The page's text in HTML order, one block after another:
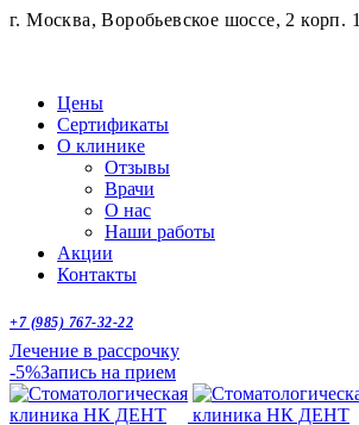
г. Москва, Воробьевское шоссе, 2 корп. 1
Цены
Сертификаты
О клинике
Отзывы
Врачи
О нас
Наши работы
Акции
Контакты
+7 (985) 767-32-22
Лечение в рассрочку
-5%Запись на прием